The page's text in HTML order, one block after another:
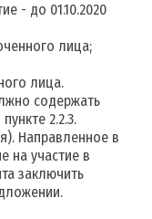
- до 01.10.2020
лица;
лица.
содержать
2.2.3.
Направленное в
на участие в
заключить